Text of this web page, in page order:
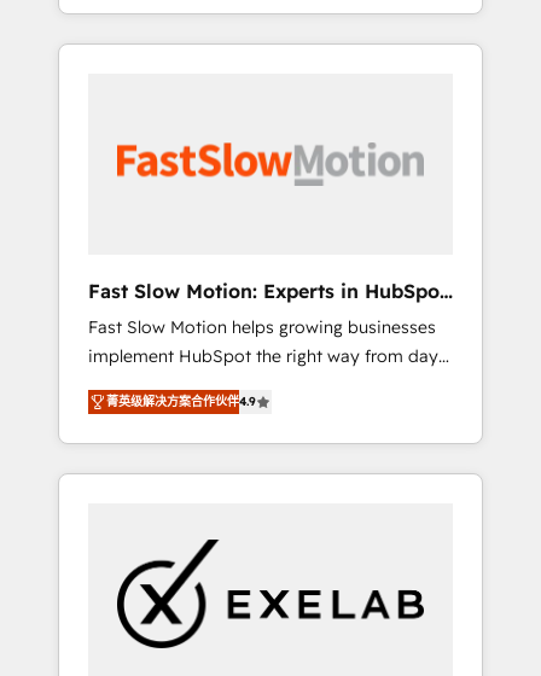
livrés. Accrédités HubSpot CRM
Implementation, Data Migration & Custom
the ROI they expected due to poor adoption,
messy data, and disconnected teams getting
so it actually drives revenue, not just reports
reporting - Workflow automation and data
clean-up - Sales enablement and team
training - Ongoing optimisation and RevOps
support Based in Leeds and London, we
partner with SMEs across the UK who are
ready to turn HubSpot into the growth
engine it’s meant to be.
Fast Slow Motion: Experts in HubSpot
& Salesforce
Fast Slow Motion helps growing businesses
implement HubSpot the right way from day
one — with the flexibility to scale as
complexity increases. Highly certified in both
HubSpot and Salesforce, we bring deep
experience in CRM implementation,
growing mid-market and enterprise
organizations, our team combines strong
technical execution with real business
perspective. Many of our consultants have
菁英级解决方案合作伙伴4.9